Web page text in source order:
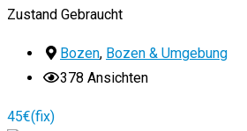
Zustand Gebraucht
Bozen, Bozen & Umgebung
378 Ansichten
45€(fix)